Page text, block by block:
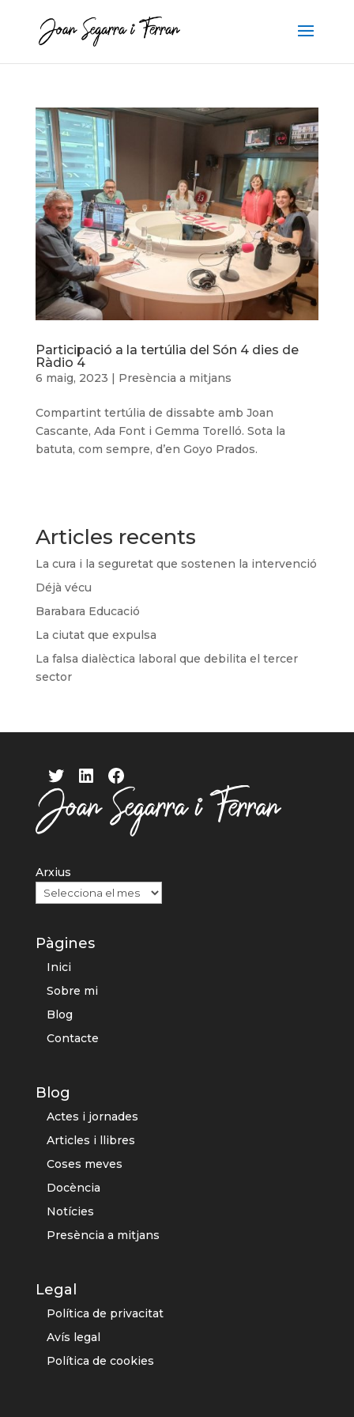
Participació a la tertúlia del Són 4 dies de
Ràdio 4
6 maig, 2023 | Presència a mitjans
Compartint tertúlia de dissabte amb Joan
Cascante, Ada Font i Gemma Torelló. Sota la
batuta, com sempre, d’en Goyo Prados.
Articles recents
La cura i la seguretat que sostenen la intervenció
Déjà vécu
Barabara Educació
La ciutat que expulsa
La falsa dialèctica laboral que debilita el tercer
sector
Twitter LinkedIn Facebook
Arxius
Pàgines
Inici
Sobre mi
Blog
Contacte
Blog
Actes i jornades
Articles i llibres
Coses meves
Docència
Notícies
Presència a mitjans
Legal
Política de privacitat
Avís legal
Política de cookies